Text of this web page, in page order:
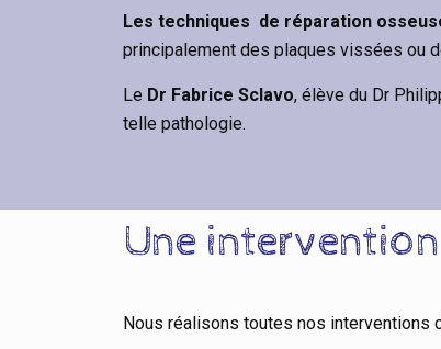
Les techniques de réparation
principalement des plaques vissées ou
Le Dr Fabrice Sclavo, élève du Dr
telle pathologie.
Une
Nous réalisons toutes nos interventions